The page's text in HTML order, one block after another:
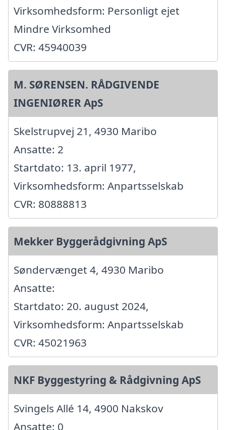
Virksomhedsform: Personligt ejet
Mindre Virksomhed
CVR: 45940039
M. SØRENSEN. RÅDGIVENDE
INGENIØRER ApS
Skelstrupvej 21, 4930 Maribo
Ansatte: 2
Startdato: 13. april 1977,
Virksomhedsform: Anpartsselskab
CVR: 80888813
Mekker Byggerådgivning ApS
Søndervænget 4, 4930 Maribo
Ansatte:
Startdato: 20. august 2024,
Virksomhedsform: Anpartsselskab
CVR: 45021963
NKF Byggestyring & Rådgivning ApS
Svingels Allé 14, 4900 Nakskov
Ansatte: 0